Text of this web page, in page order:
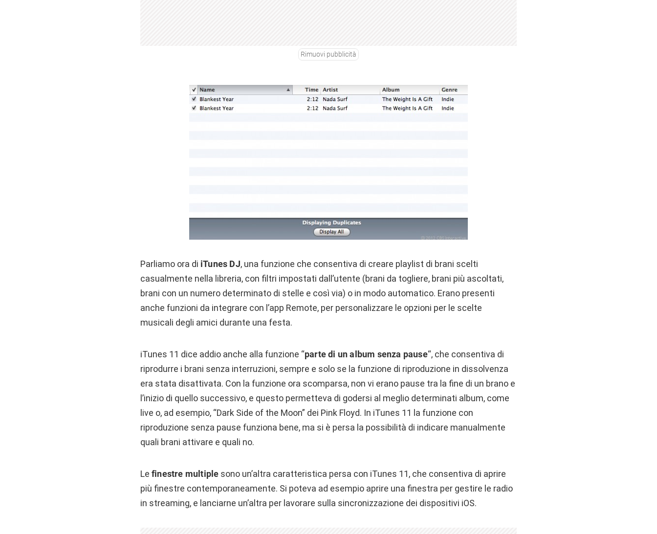
Rimuovi pubblicità
Parliamo ora di iTunes DJ, una funzione che consentiva di creare playlist di brani scelti
casualmente nella libreria, con filtri impostati dall’utente (brani da togliere, brani più ascoltati,
brani con un numero determinato di stelle e così via) o in modo automatico. Erano presenti
anche funzioni da integrare con l’app Remote, per personalizzare le opzioni per le scelte
musicali degli amici durante una festa.
iTunes 11 dice addio anche alla funzione “parte di un album senza pause“, che consentiva di
riprodurre i brani senza interruzioni, sempre e solo se la funzione di riproduzione in dissolvenza
era stata disattivata. Con la funzione ora scomparsa, non vi erano pause tra la fine di un brano e
l’inizio di quello successivo, e questo permetteva di godersi al meglio determinati album, come
live o, ad esempio, “Dark Side of the Moon” dei Pink Floyd. In iTunes 11 la funzione con
riproduzione senza pause funziona bene, ma si è persa la possibilità di indicare manualmente
quali brani attivare e quali no.
Le finestre multiple sono un’altra caratteristica persa con iTunes 11, che consentiva di aprire
più finestre contemporaneamente. Si poteva ad esempio aprire una finestra per gestire le radio
in streaming, e lanciarne un’altra per lavorare sulla sincronizzazione dei dispositivi iOS.